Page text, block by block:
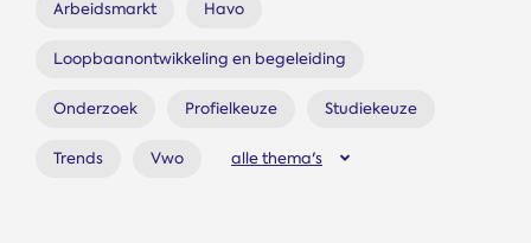
Arbeidsmarkt Havo
Loopbaanontwikkeling en begeleiding
Onderzoek Profielkeuze Studiekeuze
Trends Vwo alle thema's